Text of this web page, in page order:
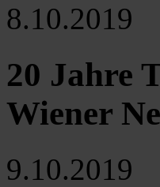
8.10.2019
20 Jahre
Wiener
9.10.2019